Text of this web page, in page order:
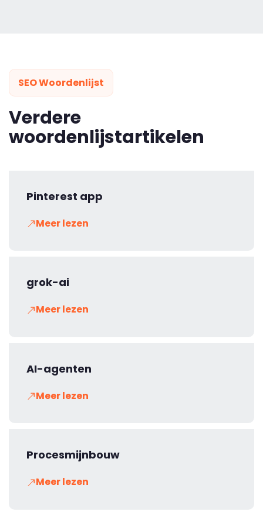
SEO Woordenlijst
Verdere
woordenlijstartikelen
Pinterest app
Meer lezen
grok-ai
Meer lezen
AI-agenten
Meer lezen
Procesmijnbouw
Meer lezen